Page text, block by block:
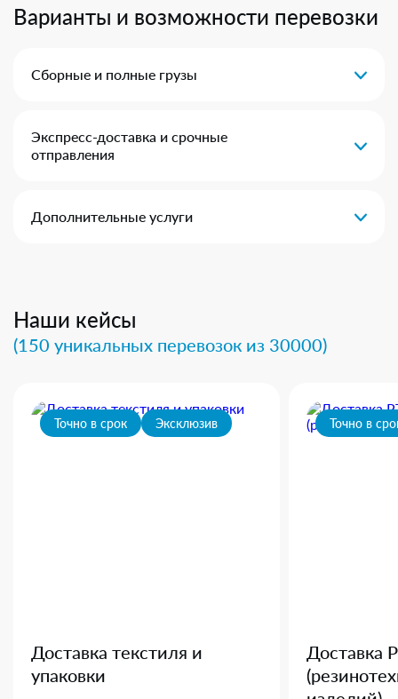
Варианты и возможности перевозки
Сборные и полные грузы
Экспресс-доставка и срочные
отправления
Дополнительные услуги
Наши кейсы
(150 уникальных перевозок из 30000)
Точно в срок Эксклюзив
Доставка текстиля и
упаковки
Точно в
Доставка